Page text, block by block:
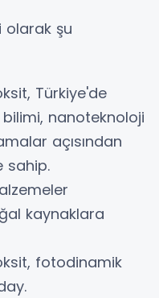
olarak şu
Türkiye'de
nanoteknoloji
açısından
sahip.
kaynaklara
fotodinamik